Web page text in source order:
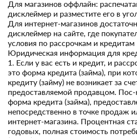
Для магазинов оффлайн:
дисклеймер и разместите его в
Для интернет-магазинов
дисклеймер на сайте, где
условия по рассрочкам и
Юридическая информация для
1. Если у вас есть и кредит, и
это форма кредита (займа), при
кредиту (займу) не возникает за
предоставляемой продавцом. Пос-
форма кредита (займа),
непосредственно в точке продаж
интернет-магазина. Процентная
годовых, полная стоимость